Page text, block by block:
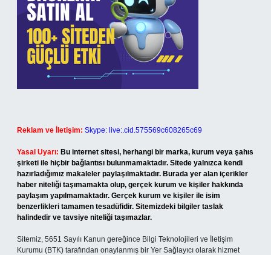
Reklam ve İletişim: Skype: live:.cid.575569c608265c69
Yasal Uyarı: Bu internet sitesi, herhangi bir marka, kurum veya şahıs
şirketi ile hiçbir bağlantısı bulunmamaktadır. Sitede yalnızca kendi
hazırladığımız makaleler paylaşılmaktadır. Burada yer alan içerikler
haber niteliği taşımamakta olup, gerçek kurum ve kişiler hakkında
paylaşım yapılmamaktadır. Gerçek kurum ve kişiler ile isim
benzerlikleri tamamen tesadüfidir. Sitemizdeki bilgiler taslak
halindedir ve tavsiye niteliği taşımazlar.
Sitemiz, 5651 Sayılı Kanun gereğince Bilgi Teknolojileri ve İletişim
Kurumu (BTK) tarafından onaylanmış bir Yer Sağlayıcı olarak hizmet